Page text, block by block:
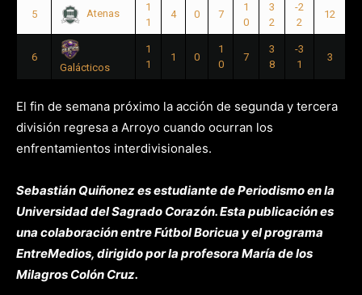
5 Atenas
1
1
4 0 7
1
0
3
2
-2
2
12
6
Galácticos
1
1
1 0
1
0
7
3
8
-3
1
3
El fin de semana próximo la acción de segunda y tercera
división regresa a Arroyo cuando ocurran los
enfrentamientos interdivisionales.
Sebastián Quiñonez es estudiante de Periodismo en la
Universidad del Sagrado Corazón. Esta publicación es
una colaboración entre Fútbol Boricua y el programa
EntreMedios, dirigido por la profesora María de los
Milagros Colón Cruz.